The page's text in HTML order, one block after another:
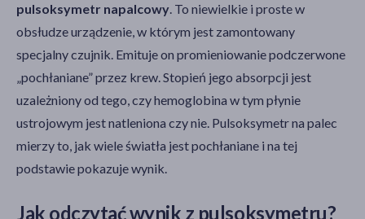
Kategorie produktów
Do poprzedniej kategorii
Sprzęt medyczny
pulsoksymetr napalcowy. To niewielkie i proste w
obsłudze urządzenie, w którym jest zamontowany
specjalny czujnik. Emituje on promieniowanie podczerwone
„pochłaniane” przez krew. Stopień jego absorpcji jest
uzależniony od tego, czy hemoglobina w tym płynie
ustrojowym jest natleniona czy nie. Pulsoksymetr na palec
mierzy to, jak wiele światła jest pochłaniane i na tej
podstawie pokazuje wynik.
Jak odczytać wynik z pulsoksymetru?